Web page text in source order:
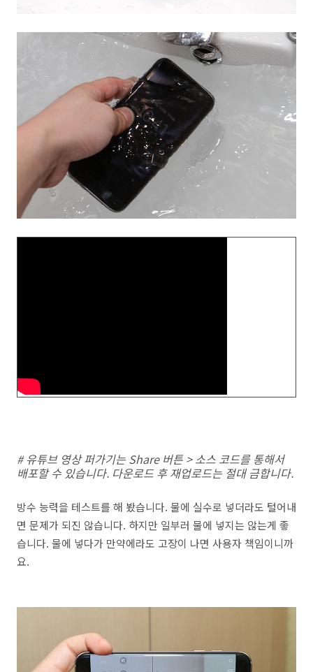
# 유튜브 영상 퍼가기는 Share 버튼 > 소스 코드를 통해서
배포할 수 있습니다. 다운로드 후 재업로드는 절대 금합니다.
방수 능력을 테스트를 해 봤습니다. 물에 실수로 넣더라도 털어내
면 문제가 되진 않습니다. 하지만 일부러 물에 넣지는 않는게 좋
습니다. 물에 넣다가 만약에라도 고장이 나면 사용자 책임이니까
요.